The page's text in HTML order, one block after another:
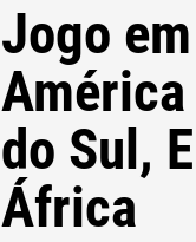
Jogo
do Sul,
África